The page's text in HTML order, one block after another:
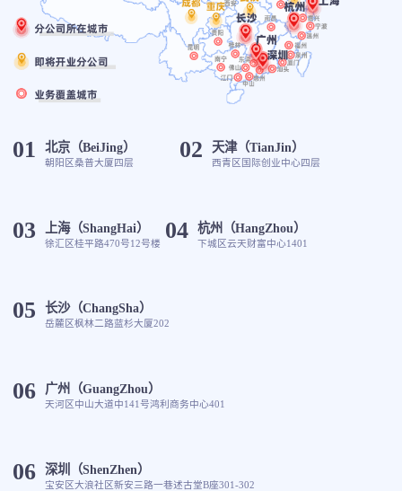
01 北京（BeiJing）
朝阳区桑普大厦四层 02 天津（TianJin）
西青区国际创业中心四层
03 上海（ShangHai）
徐汇区桂平路470号12号楼 04 杭州（HangZhou）
下城区云天财富中心1401
05 长沙（ChangSha）
岳麓区枫林二路蓝杉大厦202
06 广州（GuangZhou）
天河区中山大道中141号鸿利商务中心401
06 深圳（ShenZhen）
宝安区大浪社区新安三路一巷述古堂B座301-302